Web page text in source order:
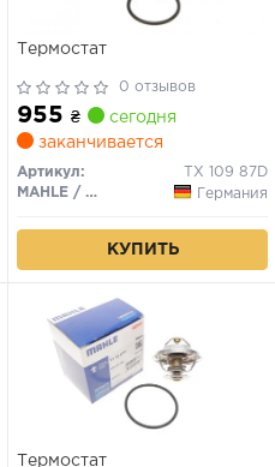
Термостат
0 отзывов
955 ₴
сегодня
заканчивается
Артикул:
TX 109 87D
MAHLE / KNECHT
Германия
КУПИТЬ
Термостат